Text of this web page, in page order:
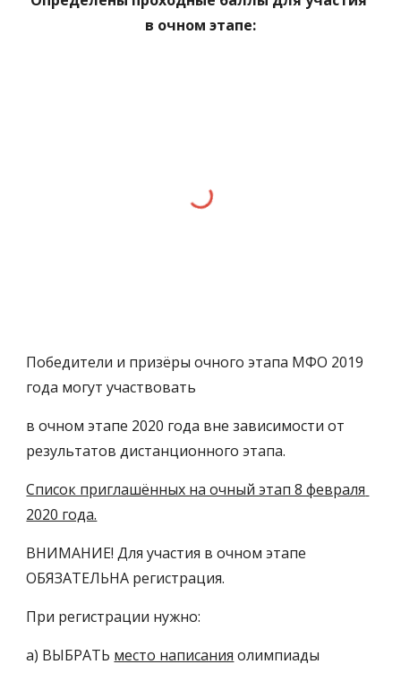
в очном этапе:
Победители и призёры очного этапа МФО 2019
года могут участвовать
в очном этапе 2020 года вне зависимости от
результатов дистанционного этапа.
Список приглашённых на очный этап 8 февраля
2020 года.
ВНИМАНИЕ! Для участия в очном этапе
ОБЯЗАТЕЛЬНА регистрация.
При регистрации нужно:
а) ВЫБРАТЬ место написания олимпиады